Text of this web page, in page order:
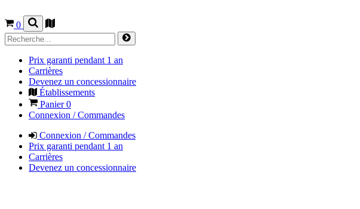
0
Prix garanti pendant 1 an
Carrières
Devenez un concessionnaire
Établissements
Panier0
Connexion / Commandes
Connexion / Commandes
Prix garanti pendant 1 an
Carrières
Devenez un concessionnaire